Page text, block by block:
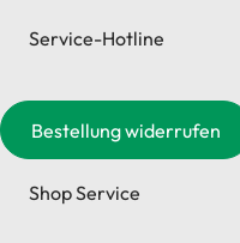
Service-Hotline
Bestellung widerrufen
Shop Service